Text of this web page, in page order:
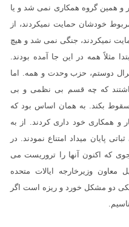
و همین گروه همکاری نمی شد و یا
خودشان حمایت نمیکردند، از
نمیکردند، جنگی نمی شد و هیچ
مثلاً همه در این جا آمده بودند.
دوستم، حزب وحدت و همه. اما
داشتند که چه قسم بی نظمی و بی
سقوط بکند. به همان اساس بود که
و همکاری خود داری کردند. از به
پایان میداد امتناع نمودند. در
که اکنون آنها را تروریست می
معاون وزیرخارجه ایالات متحده
دو مشکل خورد و ریزه است اگر